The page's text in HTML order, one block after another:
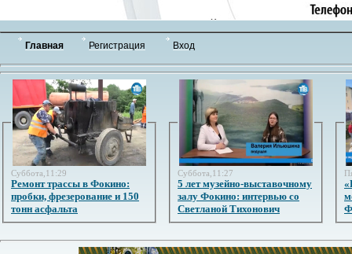
Главная Регистрация Вход
Суббота,11:29
Ремонт трассы в Фокино:
пробки, фрезерование и 150
тонн асфальта
Суббота,11:27
5 лет музейно-выставочному
залу Фокино: интервью со
Светланой Тихонович